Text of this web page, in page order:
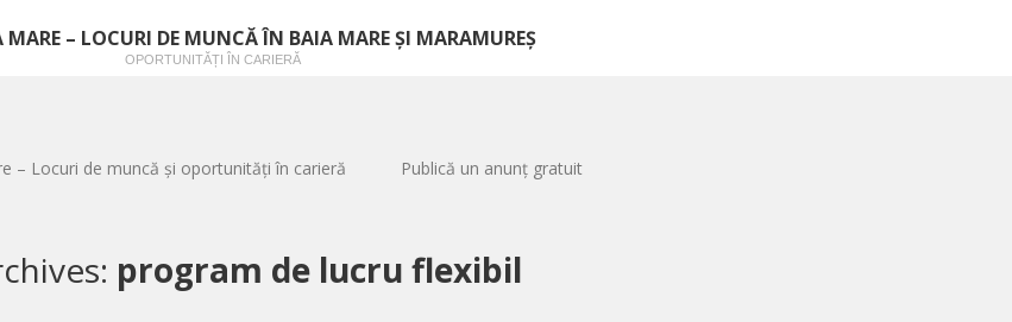
MARE – LOCURI DE MUNCĂ ÎN BAIA MARE ȘI MARAMUREȘ
OPORTUNITĂȚI ÎN CARIERĂ
– Locuri de muncă și oportunități în carieră Publică un anunț gratuit
program de lucru flexibil